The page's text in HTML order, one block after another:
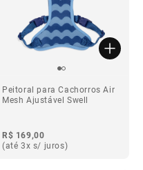
Peitoral para Cachorros Air
Mesh Ajustável Swell
R$ 169,00
(até 3x s/ juros)